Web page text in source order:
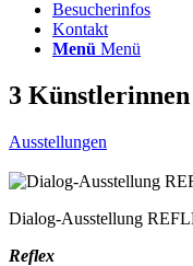
Besucherinfos
Kontakt
Menü Menü
3
Ausstellungen
Dialog-Ausstellung
Reflex